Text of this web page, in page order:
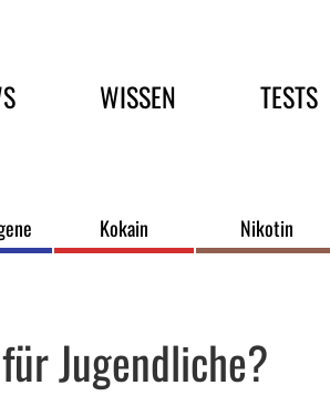
WISSEN TESTS
Kokain Nikotin
Jugendliche?